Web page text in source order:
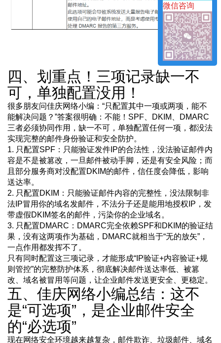
四、划重点！三项记录缺一不
可，单独配置没用！
很多朋友问佳庆网络小编：“只配置其中一项或两项，能不
能解决问题？”答案很明确：不能！SPF、DKIM、DMARC
三者必须协同作用，缺一不可，单独配置任何一项，都没法
实现完整的邮件身份验证和安全防护。
1. 只配置SPF：只能验证发件IP的合法性，没法验证邮件内
容是不是被篡改，一旦邮件被动手脚，还是有安全风险；而
且部分服务商对没配置DKIM的邮件，信任度会降低，影响
送达率。
2. 只配置DKIM：只能验证邮件内容的完整性，没法限制非
法IP冒用你的域名发邮件，不法分子还是能用地授权IP，发
带虚假DKIM签名的邮件，污染你的企业域名。
3. 只配置DMARC：DMARC完全依赖SPF和DKIM的验证结
果，没有这两项作为基础，DMARC就相当于“无的放矢”，
一点作用都发挥不了。
只有同时配置这三项记录，才能形成“IP验证+内容验证+规
则管控”的完整防护体系，彻底解决邮件送达率低、被篡
改、域名被冒用等问题，让企业邮件发送更安全、更稳定。
五、佳庆网络小编总结：这不
是“可选项”，是企业邮件安全
的“必选项”
现在网络安全环境越来越复杂，邮件欺诈、垃圾邮件、域名
微信咨询